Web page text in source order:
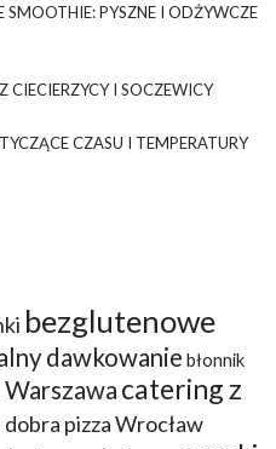
SMOOTHIE: PYSZNE I ODŻYWCZE
CIECIERZYCY I SOCZEWICY
CZASU I TEMPERATURY
bezglutenowe
dawkowanie błonnik
catering z
dobra pizza Wrocław